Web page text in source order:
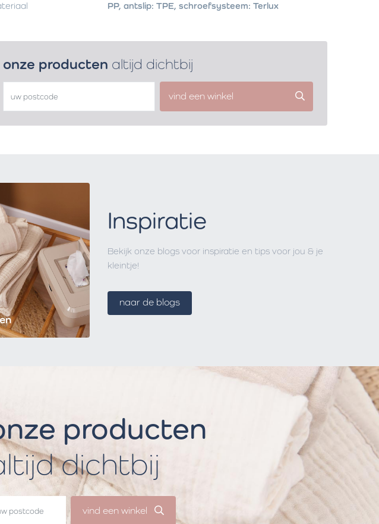
PP, antslip: TPE, schroefsysteem: Terlux
onze producten altijd dichtbij
vind een winkel
Inspiratie
Bekijk onze blogs voor inspiratie en tips voor jou & je
kleintje!
naar de blogs
producten
dichtbij
vind een winkel